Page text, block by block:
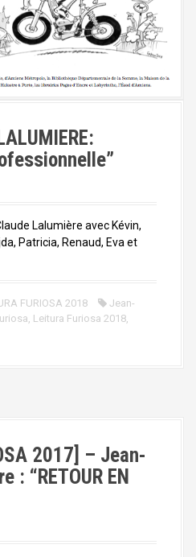
Lalumière avec Kévin,
Patricia, Renaud, Eva et
FURIOSA 2018
Jean-
, Leitura Furiosa 2018,
2017] – Jean-
: “RETOUR EN